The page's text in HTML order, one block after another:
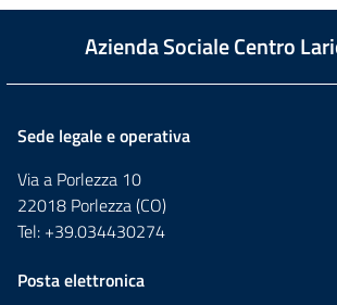
Azienda Sociale Centro
Sede legale e operativa
Via a Porlezza 10
22018 Porlezza (CO)
Tel: +39.034430274
Posta elettronica